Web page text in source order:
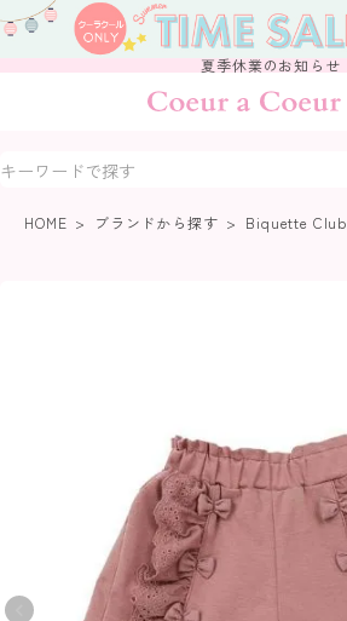
夏季休業のお知らせ
HOME ブランドから探す Biquette Club